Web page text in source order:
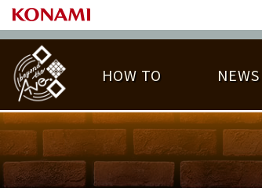
HOW TO NEWS
PLAY DATA TOP LICENSE HIT